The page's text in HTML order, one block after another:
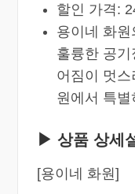
할인 가격:
용이네 화
훌륭한 공
어짐이 멋
원에서 특
▶ 상품 상세
[용이네 화원]